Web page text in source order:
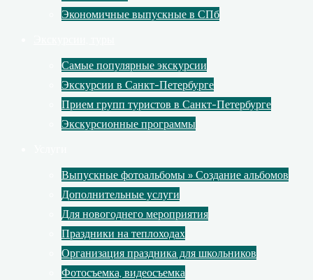
Экономичные выпускные в СПб
Самые популярные экскурсии
Экскурсии в Санкт-Петербурге
Прием групп туристов в Санкт-Петербурге
Экскурсионные программы
Выпускные фотоальбомы » Создание альбомов
Дополнительные услуги
Для новогоднего мероприятия
Праздники на теплоходах
Организация праздника для школьников
Фотосъемка, видеосъемка